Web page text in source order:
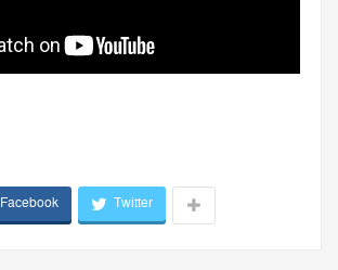
Facebook Twitter